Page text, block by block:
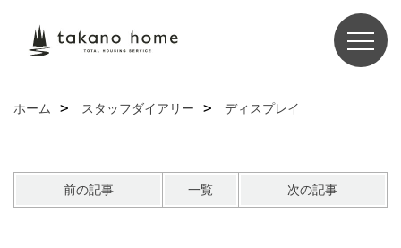
ホーム スタッフダイアリー ディスプレイ
前の記事 一覧 次の記事